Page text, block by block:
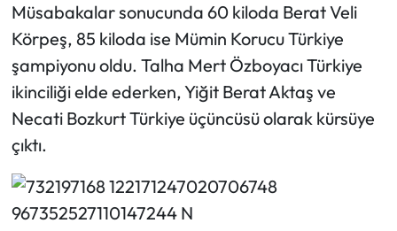
Müsabakalar sonucunda 60 kiloda Berat Veli
Körpeş, 85 kiloda ise Mümin Korucu Türkiye
şampiyonu oldu. Talha Mert Özboyacı Türkiye
ikinciliği elde ederken, Yiğit Berat Aktaş ve
Necati Bozkurt Türkiye üçüncüsü olarak kürsüye
çıktı.
Ortaköy Haberleri
Osmancık Haberleri
Otomotiv
Resmi Reklam